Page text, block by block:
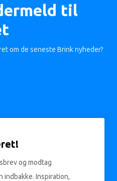
til
om de seneste Brink nyheder?
og modtag
indbakke. Inspiration,